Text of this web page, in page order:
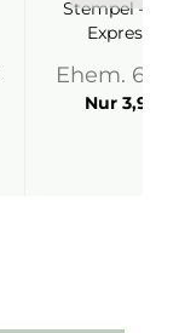
Stempel –
Ehem.
Nur 3,90